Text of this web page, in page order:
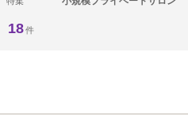
18件